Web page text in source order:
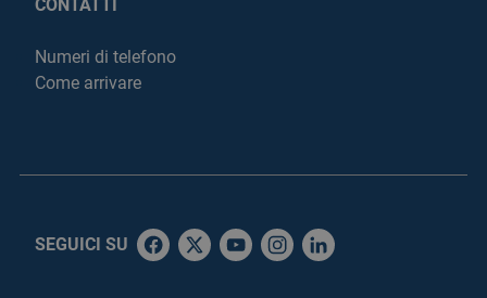
CONTATTI
Numeri di telefono
Come arrivare
SEGUICI SU